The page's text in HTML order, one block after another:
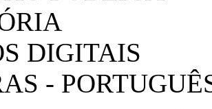
DIGITAIS
-